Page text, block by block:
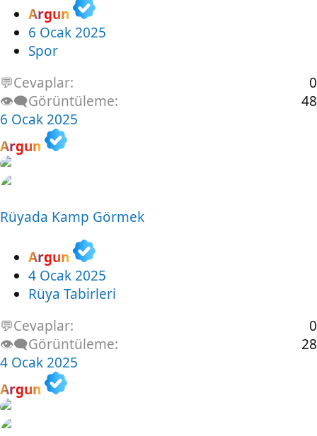
Argun
6 Ocak 2025
Spor
💬Cevaplar
0
👁️‍🗨️Görüntüleme
48
6 Ocak 2025
Argun
Rüyada Kamp Görmek
Argun
4 Ocak 2025
Rüya Tabirleri
💬Cevaplar
0
👁️‍🗨️Görüntüleme
28
4 Ocak 2025
Argun